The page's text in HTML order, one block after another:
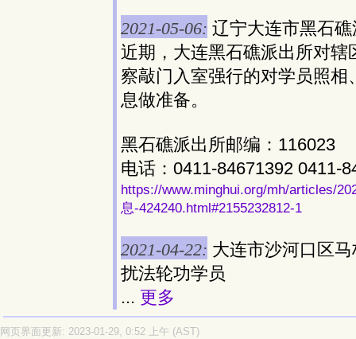
2021-05-06: 辽宁大连市黑石
近期，大连黑石礁派出所对
察敲门入室强行的对学员照
息做准备。
黑石礁派出所邮编：116023
电话：0411-84671392 0411-
https://www.minghui.org/mh/articles/
息-424240.html#2155232812-1
2021-04-22: 大连市沙河口区
扰法轮功学员
... 更多
网页界面更新: 2023-01-29, 0:52 上午 (AST)